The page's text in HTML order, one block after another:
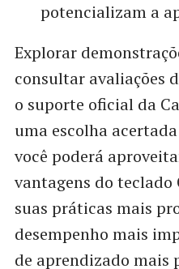
potencializam a
Explorar
consultar avaliações
o suporte oficial da
uma escolha
você poderá
vantagens do teclado
suas práticas mais
desempenho mais
de aprendizado mais